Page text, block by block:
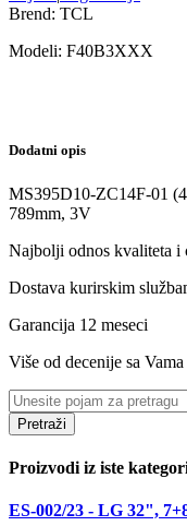
Brend: TCL
Modeli: F40B3XXX
Dodatni opis
MS395D10-ZC14F-01
789mm, 3V
Najbolji odnos kvaliteta i
Dostava kurirskim
Garancija 12 meseci
Više od decenije sa Vama
Pretraži
Proizvodi iz iste
ES-002/23 - LG 32",